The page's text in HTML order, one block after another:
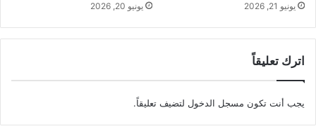
يونيو 21, 2026 يونيو 20, 2026
اترك تعليقاً
يجب أنت تكون مسجل الدخول لتضيف تعليقاً.